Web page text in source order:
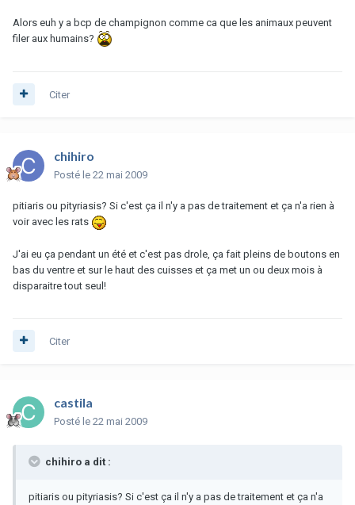
Alors euh y a bcp de champignon comme ca que les animaux peuvent
filer aux humains?
Citer
chihiro
Posté le 22 mai 2009
pitiaris ou pityriasis? Si c'est ça il n'y a pas de traitement et ça n'a rien à
voir avec les rats
J'ai eu ça pendant un été et c'est pas drole, ça fait pleins de boutons en
bas du ventre et sur le haut des cuisses et ça met un ou deux mois à
disparaitre tout seul!
Citer
castila
Posté le 22 mai 2009
chihiro a dit :
pitiaris ou pityriasis? Si c'est ça il n'y a pas de traitement et ça n'a